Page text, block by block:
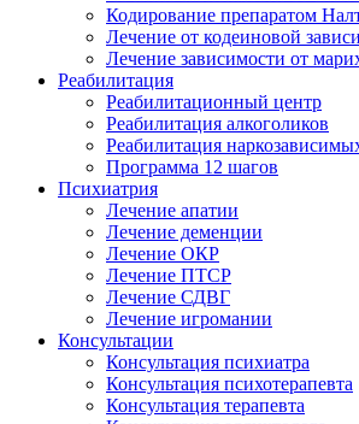
Кодирование препаратом
Лечение от кодеиновой
Лечение зависимости от
Реабилитация
Реабилитационный центр
Реабилитация алкоголиков
Реабилитация
Программа 12 шагов
Психиатрия
Лечение апатии
Лечение деменции
Лечение ОКР
Лечение ПТСР
Лечение СДВГ
Лечение игромании
Консультации
Консультация психиатра
Консультация психотерапевта
Консультация терапевта